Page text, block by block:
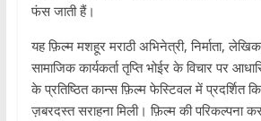
फंस जाती हैं।
यह फ़िल्म मशहूर मराठी अभिनेत्री, निर्माता,
सामाजिक कार्यकर्ता तृप्ति भोईर के विचार पर
के प्रतिष्ठित कान्स फ़िल्म फेस्टिवल में प्रदर्शित
ज़बरदस्त सराहना मिली। फ़िल्म की परिकल्पना